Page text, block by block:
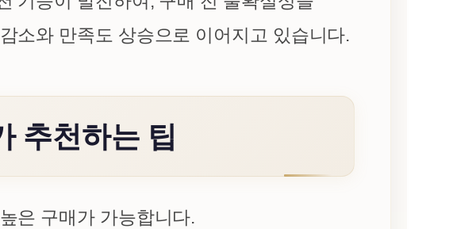
소와 만족도 상승으로 이어지고 있습니다.
추천하는 팁
은 구매가 가능합니다.